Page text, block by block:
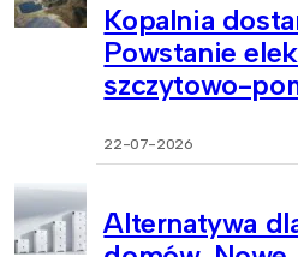
Kopalnia
Powstanie
szczytowo-
22-07-2026
Alternatywa